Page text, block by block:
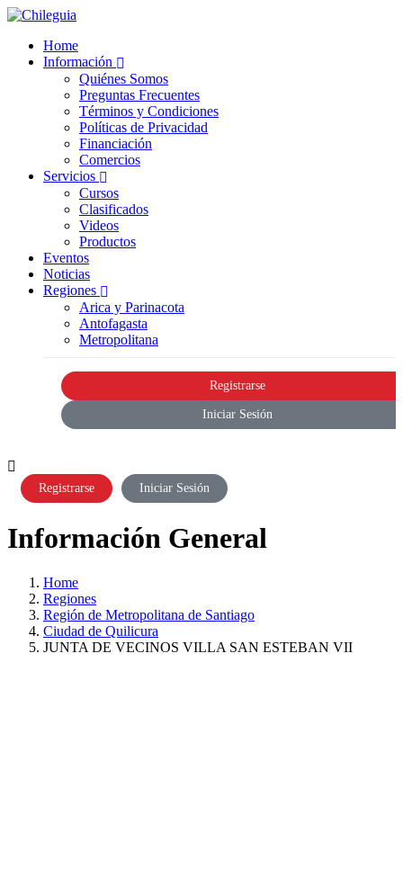
Home
Información
Quiénes Somos
Preguntas Frecuentes
Términos y Condiciones
Políticas de Privacidad
Financiación
Comercios
Servicios
Cursos
Clasificados
Videos
Productos
Eventos
Noticias
Regiones
Arica y Parinacota
Antofagasta
Metropolitana
Registrarse
Iniciar Sesión
Registrarse Iniciar Sesión
Información General
Home
Regiones
Región de Metropolitana de Santiago
Ciudad de Quilicura
JUNTA DE VECINOS VILLA SAN ESTEBAN VII